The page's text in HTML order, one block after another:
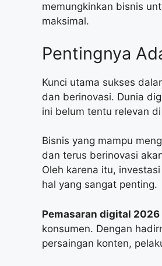
memungkinkan bisnis
maksimal.
Pentingnya
Kunci utama sukses
dan berinovasi. Dunia
ini belum tentu relevan
Bisnis yang mampu
dan terus berinovasi
Oleh karena itu,
hal yang sangat penting.
Pemasaran digital 2026
konsumen. Dengan
persaingan konten,